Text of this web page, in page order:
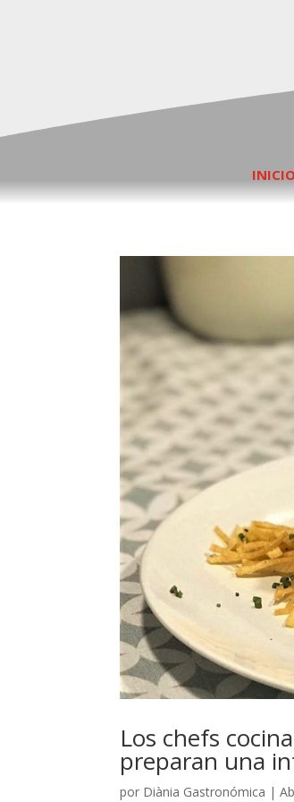
INICIO
Los chefs
preparan una
por Diània Gastronómica |